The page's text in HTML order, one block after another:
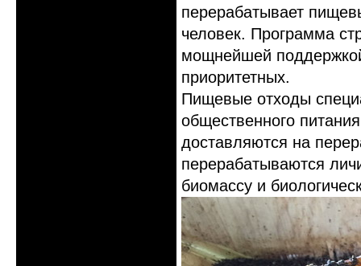
перерабатывает
человек. Программа
мощнейшей
приоритетных.
Пищевые отходы
общественного
доставляются на
перерабатываются
биомассу и